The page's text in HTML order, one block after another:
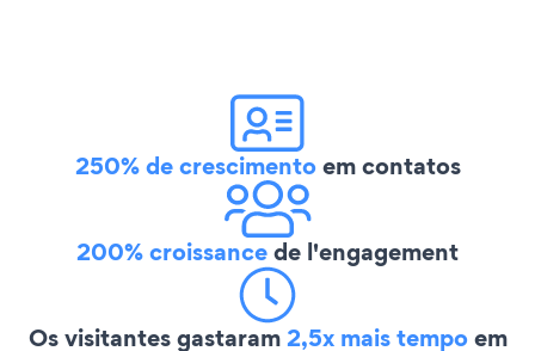
250% de crescimentoem contatos
200% croissancede l'engagement
Os visitantes gastaram2,5x mais tempoem